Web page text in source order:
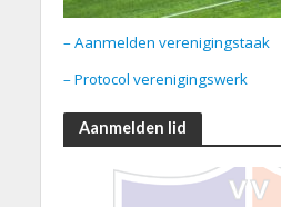
– Aanmelden verenigingstaak
– Protocol verenigingswerk
Aanmelden lid